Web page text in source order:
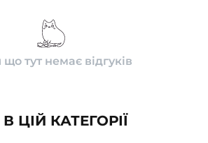
тут немає відгуків
ЦІЙ КАТЕГОРІЇ